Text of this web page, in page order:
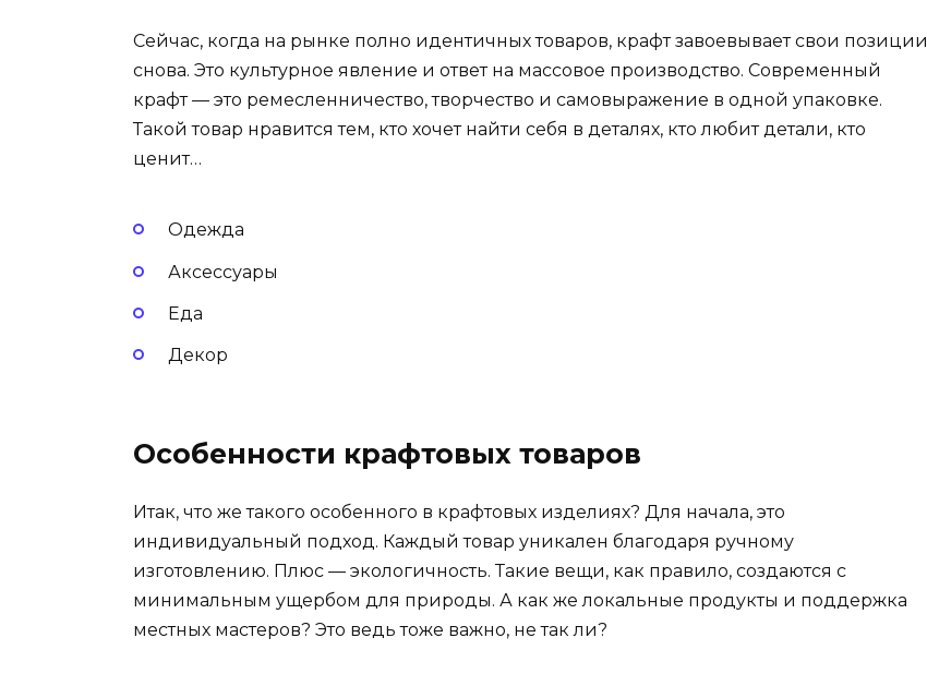
Сейчас, когда на рынке полно идентичных товаров, крафт завоевывает свои позиции
снова. Это культурное явление и ответ на массовое производство. Современный
крафт — это ремесленничество, творчество и самовыражение в одной упаковке.
Такой товар нравится тем, кто хочет найти себя в деталях, кто любит детали, кто
ценит…
Одежда
Аксессуары
Еда
Декор
Особенности крафтовых товаров
Итак, что же такого особенного в крафтовых изделиях? Для начала, это
индивидуальный подход. Каждый товар уникален благодаря ручному
изготовлению. Плюс — экологичность. Такие вещи, как правило, создаются с
минимальным ущербом для природы. А как же локальные продукты и поддержка
местных мастеров? Это ведь тоже важно, не так ли?